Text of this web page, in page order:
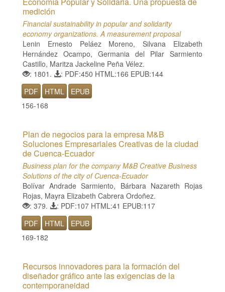
medición
Financial sustainability in popular and solidarity
economy organizations. A measurement proposal
Lenin Ernesto Peláez Moreno, Silvana Elizabeth
Hernández Ocampo, Germania del Pilar Sarmiento
Castillo, Maritza Jackeline Peña Vélez.
: 1801.
: PDF:450 HTML:166 EPUB:144
PDF
HTML
EPUB
156-168
Plan de negocios para la empresa M&B
Soluciones Empresariales Creativas de la ciudad
de Cuenca-Ecuador
Business plan for the company M&B Creative Business
Solutions of the city of Cuenca-Ecuador
Bolívar Andrade Sarmiento, Bárbara Nazareth Rojas
Rojas, Mayra Elizabeth Cabrera Ordoñez.
: 379.
: PDF:107 HTML:41 EPUB:117
PDF
HTML
EPUB
169-182
Recursos innovadores para la formación del
diseñador gráfico ante las exigencias de la
contemporaneidad